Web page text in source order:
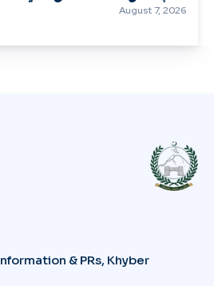
August 7, 2026
& PRs, Khyber